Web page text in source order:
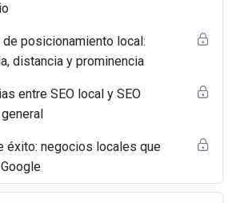
de posicionamiento local:
distancia y prominencia
entre SEO local y SEO
éxito: negocios locales que